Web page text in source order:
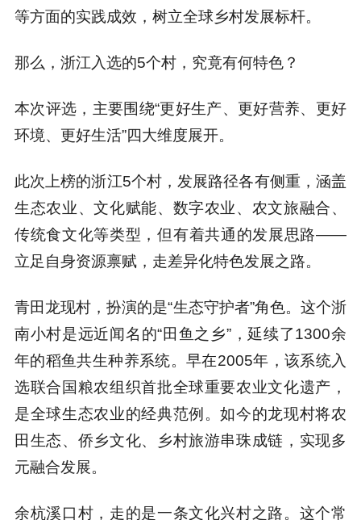
等方面的实践成效，树立全球乡村发展标杆。
那么，浙江入选的5个村，究竟有何特色？
本次评选，主要围绕“更好生产、更好营养、更好
环境、更好生活”四大维度展开。
此次上榜的浙江5个村，发展路径各有侧重，涵盖
生态农业、文化赋能、数字农业、农文旅融合、
传统食文化等类型，但有着共通的发展思路——
立足自身资源禀赋，走差异化特色发展之路。
青田龙现村，扮演的是“生态守护者”角色。这个浙
南小村是远近闻名的“田鱼之乡”，延续了1300余
年的稻鱼共生种养系统。早在2005年，该系统入
选联合国粮农组织首批全球重要农业文化遗产，
是全球生态农业的经典范例。如今的龙现村将农
田生态、侨乡文化、乡村旅游串珠成链，实现多
元融合发展。
余杭溪口村，走的是一条文化兴村之路。这个常